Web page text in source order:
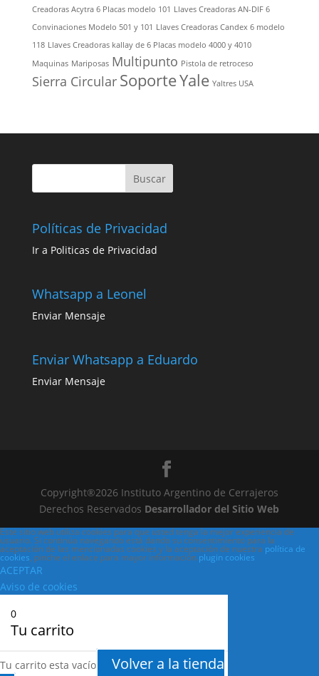
Creadoras Acytra 6 Placas modelo 101 Llaves Creadoras AN-DIF 6
Convinaciones Modelo 501 y 101 Llaves Creadoras Candex 6 modelo
118 Llaves Creadoras kallay de 6 Placas modelo 4000 y 4010
Maquinas Mariposas Multipunto Pistola de retroceso
Sierra Circular SoporteYale Yaltres USA
Políticas de Privacidad
Ir a Politicas de Privacidad
Whatsapp a Leonel
Enviar Mensaje
Enviar Whatsapp a Eduardo
Enviar Mensaje
Copyright®2026 Instituto Argentino de Cerrajeros
Derechos Reservados Desarrollador del Sitio Web
Este sitio web utiliza cookies para que usted tenga la mejor experiencia de
usuario. Si continúa navegando está dando su consentimiento para la
aceptación de las mencionadas cookies y la aceptación de nuestra política de
cookies, pinche el enlace para mayor información.plugin cookies
ACEPTAR
Aviso de cookies
0
Tu carrito
Tu carrito esta vacío Volver a la tienda